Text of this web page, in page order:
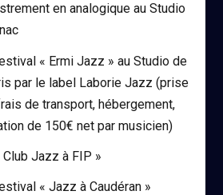
en analogique au Studio
« Ermi Jazz » au Studio de
par le label Laborie Jazz (prise
de transport, hébergement,
de 150€ net par musicien)
Jazz à FIP »
« Jazz à Caudéran »